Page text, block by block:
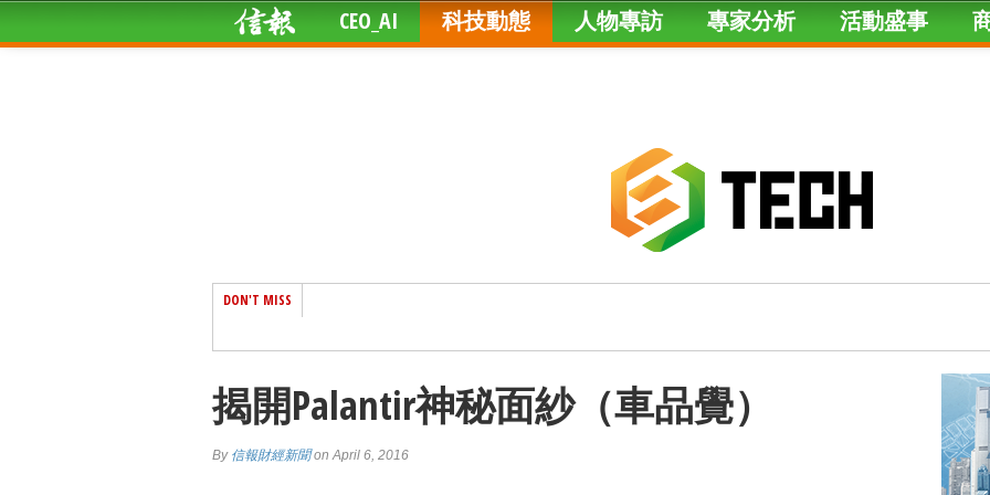
CEO_AI 科技動態 人物專訪 專家分析 活動盛事
DON'T MISS
揭開Palantir神秘面紗（車品覺）
By 信報財經新聞on April 6, 2016